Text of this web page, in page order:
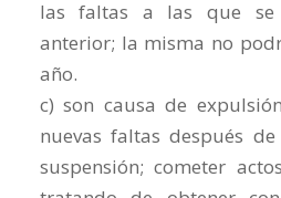
las faltas a las que se
anterior; la misma no
año.
c) son causa de
nuevas faltas después
suspensión; cometer